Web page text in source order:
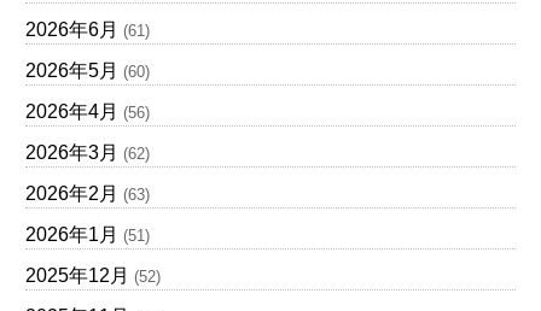
2026年6月 (61)
2026年5月 (60)
2026年4月 (56)
2026年3月 (62)
2026年2月 (63)
2026年1月 (51)
2025年12月 (52)